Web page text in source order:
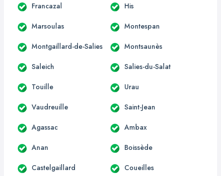
Francazal His
Marsoulas Montespan
Montgaillard-de-Salies Montsaunès
Saleich Salies-du-Salat
Touille Urau
Vaudreuille Saint-Jean
Agassac Ambax
Anan Boissède
Castelgaillard Coueilles